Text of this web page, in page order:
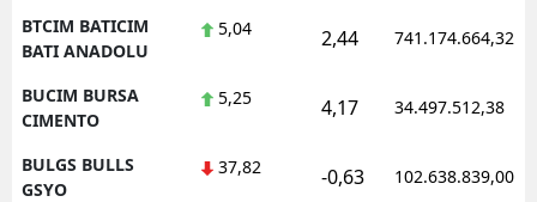
BTCIM BATICIM
BATI ANADOLU
5,04 2,44 741.174.664,32
BUCIM BURSA
CIMENTO
5,25 4,17 34.497.512,38
BULGS BULLS
GSYO
37,82 -0,63 102.638.839,00